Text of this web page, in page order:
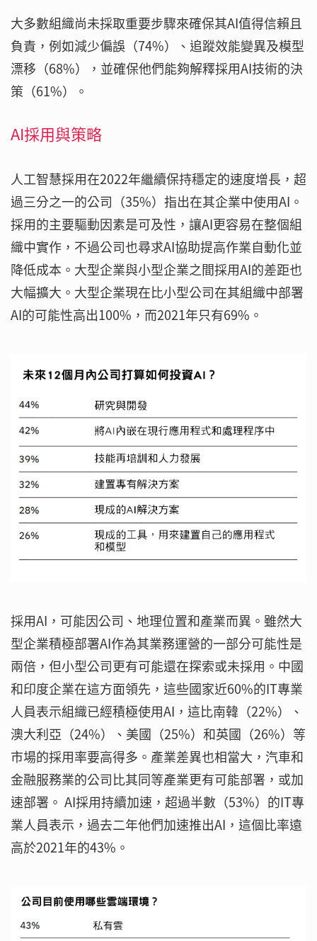
大多數組織尚未採取重要步驟來確保其AI值得信賴且
負責，例如減少偏誤（74%）、追蹤效能變異及模型
漂移（68%），並確保他們能夠解釋採用AI技術的決
策（61%）。
AI採用與策略
人工智慧採用在2022年繼續保持穩定的速度增長，超
過三分之一的公司（35%）指出在其企業中使用AI。
採用的主要驅動因素是可及性，讓AI更容易在整個組
織中實作，不過公司也尋求AI協助提高作業自動化並
降低成本。大型企業與小型企業之間採用AI的差距也
大幅擴大。大型企業現在比小型公司在其組織中部署
AI的可能性高出100%，而2021年只有69%。
採用AI，可能因公司、地理位置和產業而異。雖然大
型企業積極部署AI作為其業務運營的一部分可能性是
兩倍，但小型公司更有可能還在探索或未採用。中國
和印度企業在這方面領先，這些國家近60%的IT專業
人員表示組織已經積極使用AI，這比南韓（22%）、
澳大利亞（24%）、美國（25%）和英國（26%）等
市場的採用率要高得多。產業差異也相當大，汽車和
金融服務業的公司比其同等產業更有可能部署，或加
速部署。 AI採用持續加速，超過半數（53%）的IT專
業人員表示，過去二年他們加速推出AI，這個比率遠
高於2021年的43%。